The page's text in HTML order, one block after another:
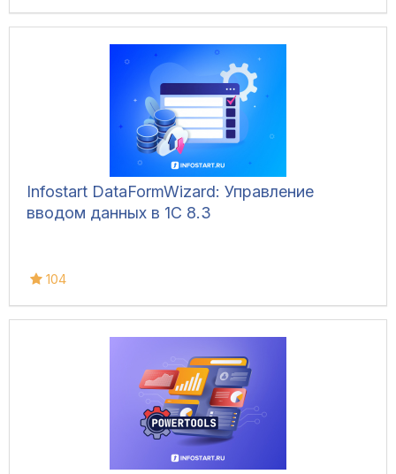
Infostart DataFormWizard: Управление
вводом данных в 1С 8.3
104